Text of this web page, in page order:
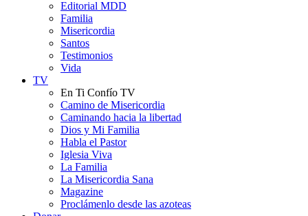
Editorial MDD
Familia
Misericordia
Santos
Testimonios
Vida
TV
En Ti Confío TV
Camino de Misericordia
Caminando hacia la libertad
Dios y Mi Familia
Habla el Pastor
Iglesia Viva
La Familia
La Misericordia Sana
Magazine
Proclámenlo desde las azoteas